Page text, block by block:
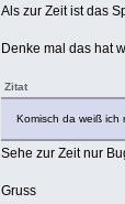
Als zur Zeit ist das
Denke mal das hat
Zitat
Komisch da weiß ich
Sehe zur Zeit nur
Gruss